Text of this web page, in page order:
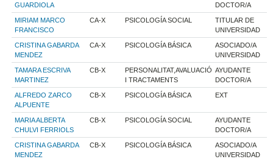
GUARDIOLA
DOCTOR/A
MIRIAM MARCO
FRANCISCO
CA-X PSICOLOGÍA SOCIAL
TITULAR DE
UNIVERSIDAD
CRISTINA GABARDA
MENDEZ
CA-X PSICOLOGÍA BÁSICA
ASOCIADO/A
UNIVERSIDAD
TAMARA ESCRIVA
MARTINEZ
CB-X
PERSONALITAT,AVALUACIÓ
I TRACTAMENTS
AYUDANTE
DOCTOR/A
ALFREDO ZARCO
ALPUENTE
CB-X PSICOLOGÍA BÁSICA EXT
MARIA ALBERTA
CHULVI FERRIOLS
CB-X PSICOLOGÍA SOCIAL
AYUDANTE
DOCTOR/A
CRISTINA GABARDA
MENDEZ
CB-X PSICOLOGÍA BÁSICA
ASOCIADO/A
UNIVERSIDAD